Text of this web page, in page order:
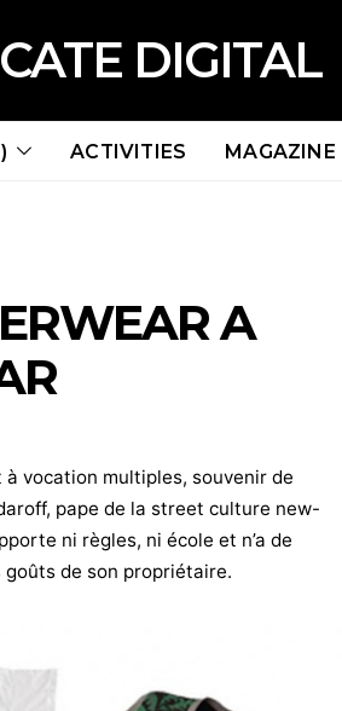
DIGITAL
ACTIVITIES MAGAZINE
A
vocation multiples, souvenir de
pape de la street culture new-
ni règles, ni école et n’a de
goûts de son propriétaire.